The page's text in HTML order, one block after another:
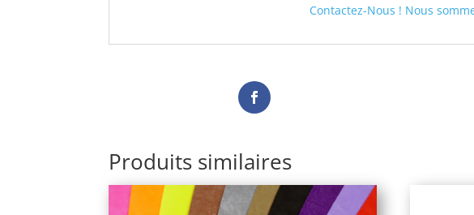
Contactez-Nous ! Nous
Produits similaires